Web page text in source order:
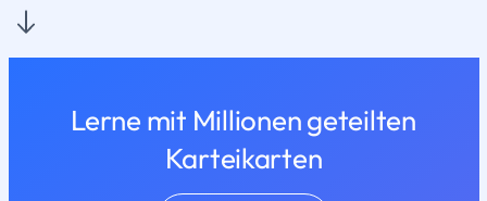
Lerne mit Millionen geteilten
Karteikarten